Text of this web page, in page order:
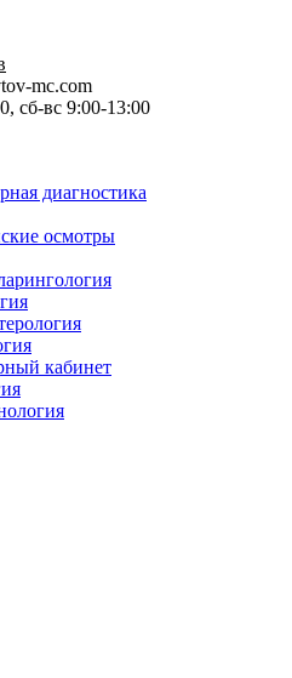
mc.com
сб-вс 9:00-13:00
диагностика
осмотры
кабинет